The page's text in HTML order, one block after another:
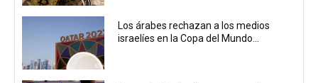
Los árabes rechazan a los medios
israelíes en la Copa del Mundo...